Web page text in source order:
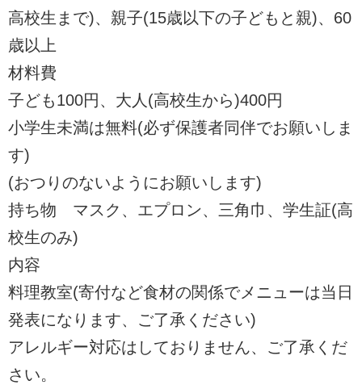
高校生まで)、親子(15歳以下の子どもと親)、60
歳以上
材料費
子ども100円、大人(高校生から)400円
小学生未満は無料(必ず保護者同伴でお願いしま
す)
(おつりのないようにお願いします)
持ち物 マスク、エプロン、三角巾、学生証(高
校生のみ)
内容
料理教室(寄付など食材の関係でメニューは当日
発表になります、ご了承ください)
アレルギー対応はしておりません、ご了承くだ
さい。